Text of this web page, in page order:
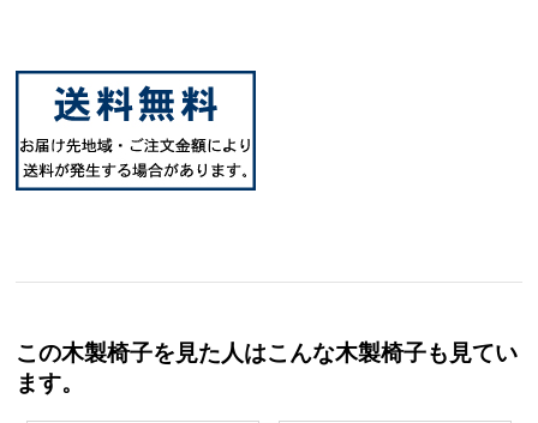
この木製椅子を見た人はこんな木製椅子も見てい
ます。